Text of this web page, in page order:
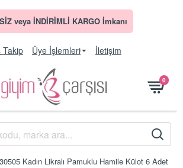
veya İNDİRİMLİ KARGO İmkanı
Takip Üye İşlemleri İletişim
0
Kadın Likralı Pamuklu Hamile Külot 6 Adet